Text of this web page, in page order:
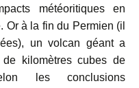
météoritiques en
Or à la fin du Permien (il
un volcan géant a
kilomètres cubes de
les conclusions